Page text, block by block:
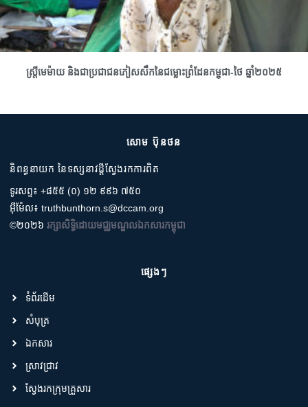
ស្រ្តីមេម៉ាយ និងជាប្រជាជនភៀសសឹកនៃជម្លោះព្រំដែនកម្ពុជា-ថៃ ឆ្នាំ២០២៥
សោម ប៊ុនថន
និពន្ធនាយក នៃទស្សនាវដ្តីស្វែងរកការពិត
ទូរសព្ទ៖ +៨៥៥ (០) ១២ ៩៩៦ ៧៥០
អ៊ីម៉ែល៖ truthbunthorn.s@dccam.org
©២០២៦ រក្សាសិទ្ធិដោយមជ្ឈមណ្ឌលឯកសារកម្ពុជា
ផ្សេងៗ
ទំព័រដើម
សំបុត្រ
ឯកសារ
ស្រាវជ្រាវ
ស្វែងរកក្រុមគ្រួសារ